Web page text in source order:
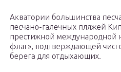
Акватории большинства
песчано-галечных пляжей
престижной международной
флаг», подтверждающей
берега для отдыхающих.